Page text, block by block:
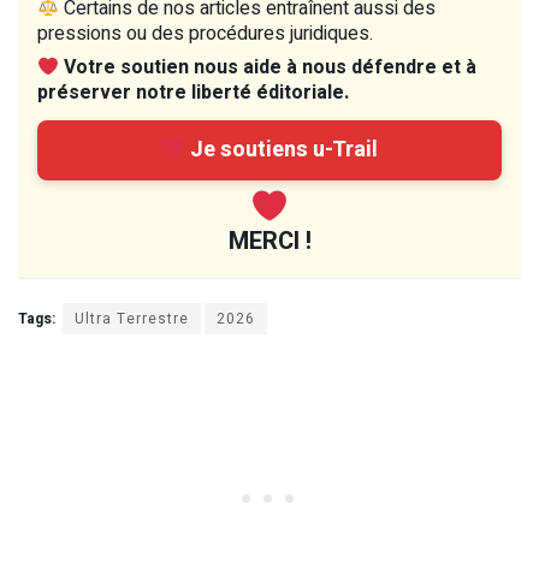
Certains de nos articles entraînent aussi des
pressions ou des procédures juridiques.
Votre soutien nous aide à nous défendre et à
préserver notre liberté éditoriale.
Je soutiens u-Trail
MERCI !
Tags: Ultra Terrestre 2026